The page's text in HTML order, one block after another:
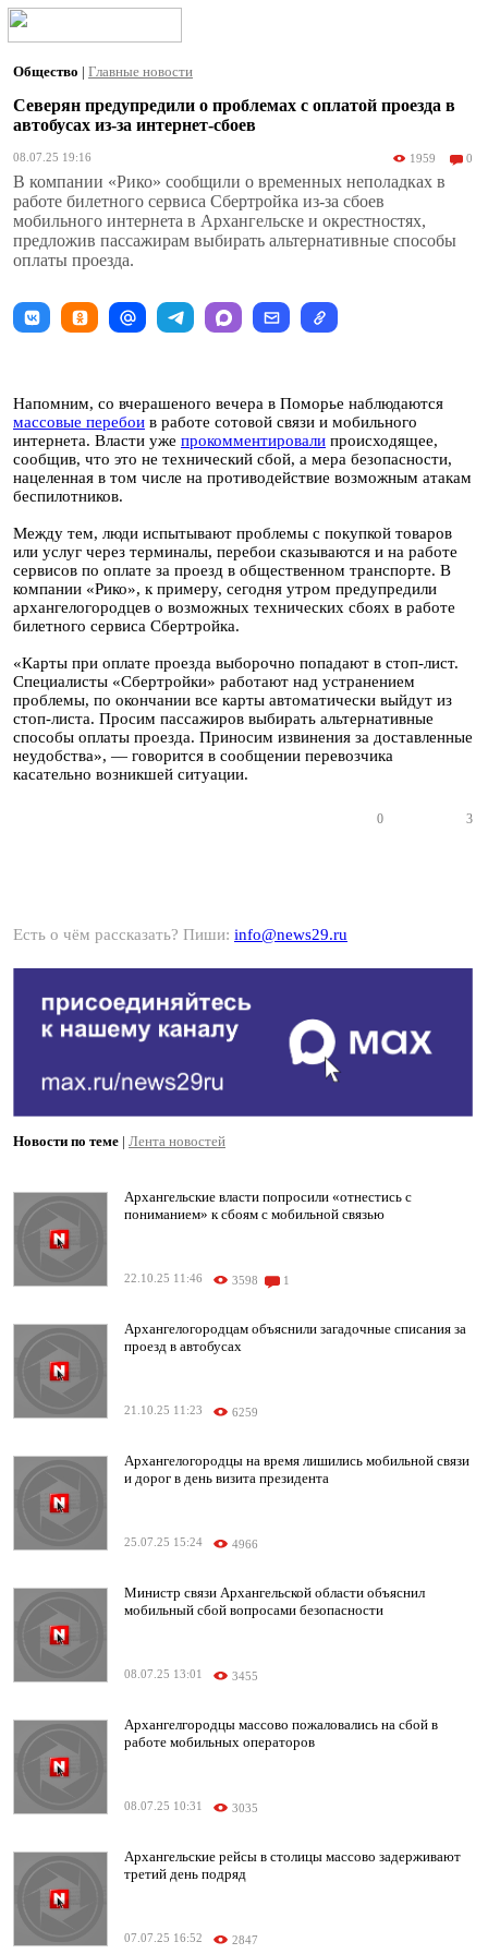
Общество | Главные новости
Северян предупредили о проблемах с оплатой проезда в
автобусах из-за интернет-сбоев
08.07.25 19:16 1959 0
В компании «Рико» сообщили о временных неполадках в
работе билетного сервиса Сбертройка из-за сбоев
мобильного интернета в Архангельске и окрестностях,
предложив пассажирам выбирать альтернативные способы
оплаты проезда.
Напомним, со вчерашеного вечера в Поморье наблюдаются
массовые перебои в работе сотовой связи и мобильного
интернета. Власти уже прокомментировали происходящее,
сообщив, что это не технический сбой, а мера безопасности,
нацеленная в том числе на противодействие возможным атакам
беспилотников.
Между тем, люди испытывают проблемы с покупкой товаров
или услуг через терминалы, перебои сказываются и на работе
сервисов по оплате за проезд в общественном транспорте. В
компании «Рико», к примеру, сегодня утром предупредили
архангелогородцев о возможных технических сбоях в работе
билетного сервиса Сбертройка.
«Карты при оплате проезда выборочно попадают в стоп-лист.
Специалисты «Сбертройки» работают над устранением
проблемы, по окончании все карты автоматически выйдут из
стоп-листа. Просим пассажиров выбирать альтернативные
способы оплаты проезда. Приносим извинения за доставленные
неудобства», — говорится в сообщении перевозчика
касательно возникшей ситуации.
0 3
Есть о чём рассказать? Пиши: info@news29.ru
Новости по теме | Лента новостей
Архангельские власти попросили «отнестись с
пониманием» к сбоям с мобильной связью
22.10.25 11:46 3598 1
Архангелогородцам объяснили загадочные списания за
проезд в автобусах
21.10.25 11:23 6259
Архангелогородцы на время лишились мобильной связи
и дорог в день визита президента
25.07.25 15:24 4966
Министр связи Архангельской области объяснил
мобильный сбой вопросами безопасности
08.07.25 13:01 3455
Архангелгородцы массово пожаловались на сбой в
работе мобильных операторов
08.07.25 10:31 3035
Архангельские рейсы в столицы массово задерживают
третий день подряд
07.07.25 16:52 2847